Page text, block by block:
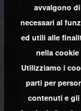
avvalgono
necessari al
ed utili alle
nella cookie
Utilizziamo i
parti per
contenuti e